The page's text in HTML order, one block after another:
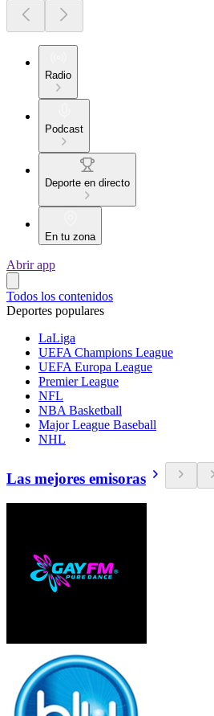
Radio
Podcast
Deporte en directo
En tu zona
Abrir app
Todos los contenidos
Deportes populares
LaLiga
UEFA Champions League
UEFA Europa League
Premier League
NFL
NBA Basketball
Major League Baseball
NHL
Las mejores emisoras